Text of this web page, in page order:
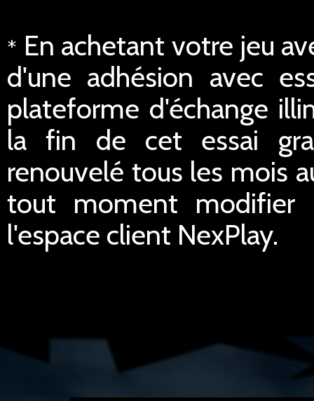
* En achetant votre jeu
d'une adhésion avec
plateforme d'échange
la fin de cet essai
renouvelé tous les mois
tout moment modifier
l'espace client NexPlay.